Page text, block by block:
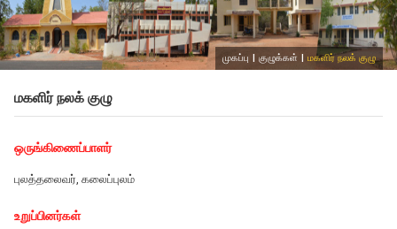
முகப்பு குழுக்கள் மகளிர் நலக் குழு
மகளிர் நலக் குழு
ஒருங்கிணைப்பாளர்
புலத்தலைவர், கலைப்புலம்
உறுப்பினர்கள்